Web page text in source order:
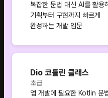
복잡한 문법 대신 AI를 활용
기획부터 구현까지 빠르게
완성하는 개발 입문
Dio 코틀린 클래스
초급
앱 개발에 필요한 Kotlin 문